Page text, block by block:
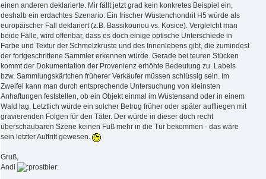
einen anderen deklarierte. Mir fällt jetzt grad kein konkretes Beispiel ein,
deshalb ein erdachtes Szenario: Ein frischer Wüstenchondrit H5 würde als
europäischer Fall deklariert (z.B. Bassikounou vs. Kosice). Vergleicht man
beide Fälle, wird offenbar, dass es doch einige optische Unterschiede in
Farbe und Textur der Schmelzkruste und des Innenlebens gibt, die zumindest
der fortgeschrittene Sammler erkennen würde. Gerade bei teuren Stücken
kommt der Dokumentation der Provenienz erhöhte Bedeutung zu. Labels
bzw. Sammlungskärtchen früherer Verkäufer müssen schlüssig sein. Im
Zweifel kann man durch entsprechende Untersuchung von kleinsten
Anhaftungen feststellen, ob ein Objekt einmal im Wüstensand oder in einem
Wald lag. Letztlich würde ein solcher Betrug früher oder später auffliegen mit
gravierenden Folgen für den Täter. Der würde in dieser doch recht
überschaubaren Szene keinen Fuß mehr in die Tür bekommen - das wäre
sein letzter Auftritt gewesen.
Gruß,
Andi